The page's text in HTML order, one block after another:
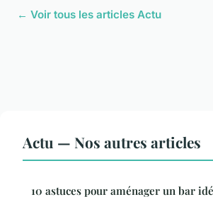
← Voir tous les articles Actu
Actu — Nos autres articles
10 astuces pour aménager un bar